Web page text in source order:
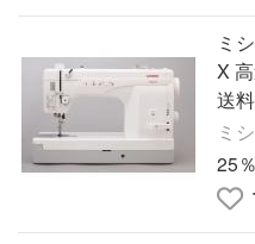
ミシン
X
送
ミ
25